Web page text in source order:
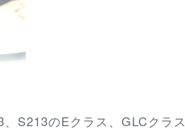
S213のEクラス、GLCクラス